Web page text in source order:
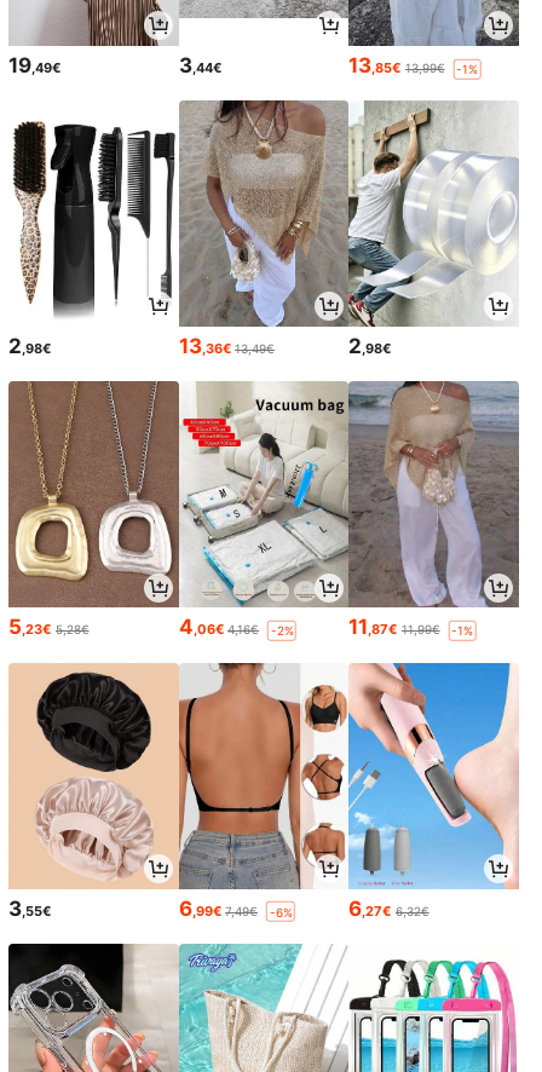
19,49€ 3,44€ 13,85€ 13,99€ -1%
2,98€ 13,36€ 13,49€ 2,98€
5,23€ 5,28€ 4,06€ 4,16€ -2% 11,87€ 11,99€ -1%
3 ,55€ 6,99€ 7,49€ -6% 6 ,27€ 6,32€